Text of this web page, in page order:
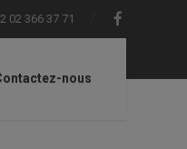
02 366 37 71
nous